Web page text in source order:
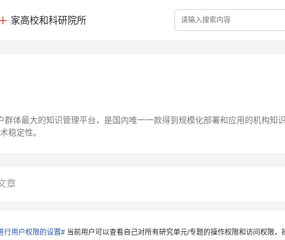
家高校和科研院所
群体最大的知识管理平台，是国内唯一一款得到规模化部署和应用的机构知
稳定性。
章
行用户权限的设置# 当前用户可以查看自己对所有研究单元/专题的操作权限和访问权限